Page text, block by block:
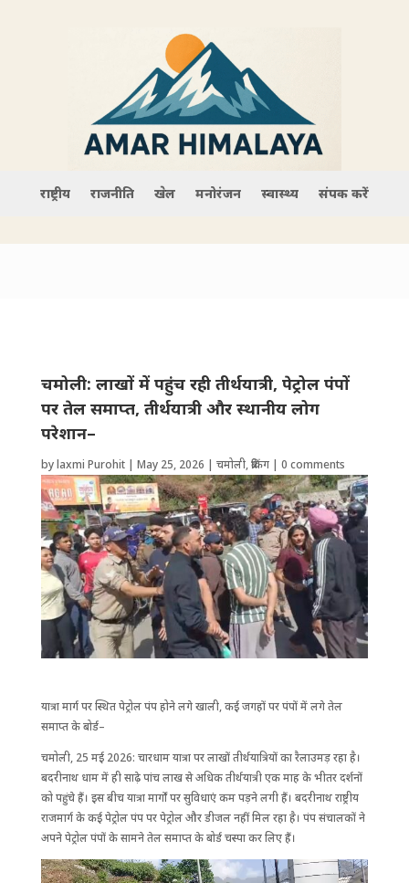
राष्ट्रीय राजनीति खेल मनोरंजन स्वास्थ्य संपर्क करें
चमोली: लाखों में पहुंच रही तीर्थयात्री, पेट्रोल पंपों
पर तेल समाप्त, तीर्थयात्री और स्थानीय लोग
परेशान–
bylaxmi Purohit| May 25, 2026 | चमोली,ब्रेकिंग| 0 comments
यात्रा मार्ग पर ​स्थित पेट्रोल पंप होने लगे खाली, कई जगहों पर पंपों में लगे तेल
समाप्त के बोर्ड–
चमोली, 25 मई 2026: चारधाम यात्रा पर लाखों तीर्थयात्रियों का रैलाउमड़ रहा है।
बदरीनाथ धाम में ही साढ़े पांच लाख से अ​धिक तीर्थयात्री एक माह के भीतर दर्शनों
को पहुंचे हैं। इस बीच यात्रा मार्गों पर सुविधाएं कम पड़ने लगी हैं। बदरीनाथ राष्ट्रीय
राजमार्ग के कई पेट्रोल पंप पर पेट्रोल और डीजल नहीं मिल रहा है। पंप संचालकों ने
अपने पेट्रोल पंपों के सामने तेल समाप्त के बोर्ड चस्पा कर लिए हैं।